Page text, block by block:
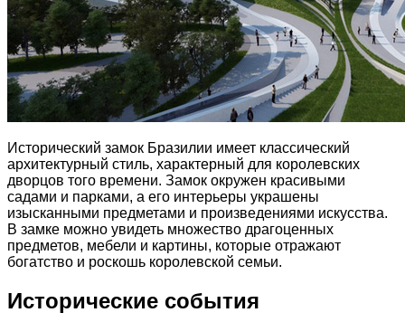
Исторический замок Бразилии имеет классический
архитектурный стиль, характерный для королевских
дворцов того времени. Замок окружен красивыми
садами и парками, а его интерьеры украшены
изысканными предметами и произведениями искусства.
В замке можно увидеть множество драгоценных
предметов, мебели и картины, которые отражают
богатство и роскошь королевской семьи.
Исторические события